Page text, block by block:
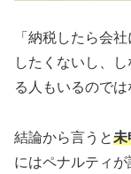
「納税したら会
したくないし、
る人もいるのでは
結論から言うと未
にはペナルティが